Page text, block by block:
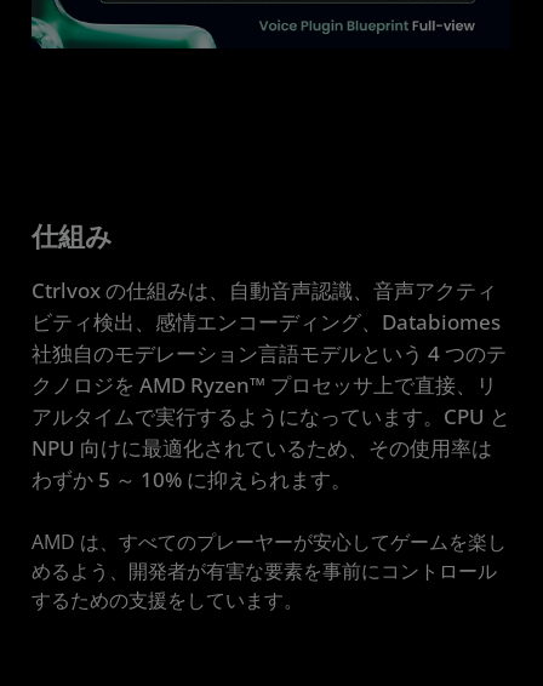
仕組み
Ctrlvox の仕組みは、自動音声認識、音声アクティ
ビティ検出、感情エンコーディング、Databiomes
社独自のモデレーション言語モデルという 4 つのテ
クノロジを AMD Ryzen™ プロセッサ上で直接、リ
アルタイムで実行するようになっています。CPU と
NPU 向けに最適化されているため、その使用率は
わずか 5 ～ 10% に抑えられます。
AMD は、すべてのプレーヤーが安心してゲームを楽し
めるよう、開発者が有害な要素を事前にコントロール
するための支援をしています。